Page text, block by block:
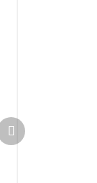
Ďalší produkt